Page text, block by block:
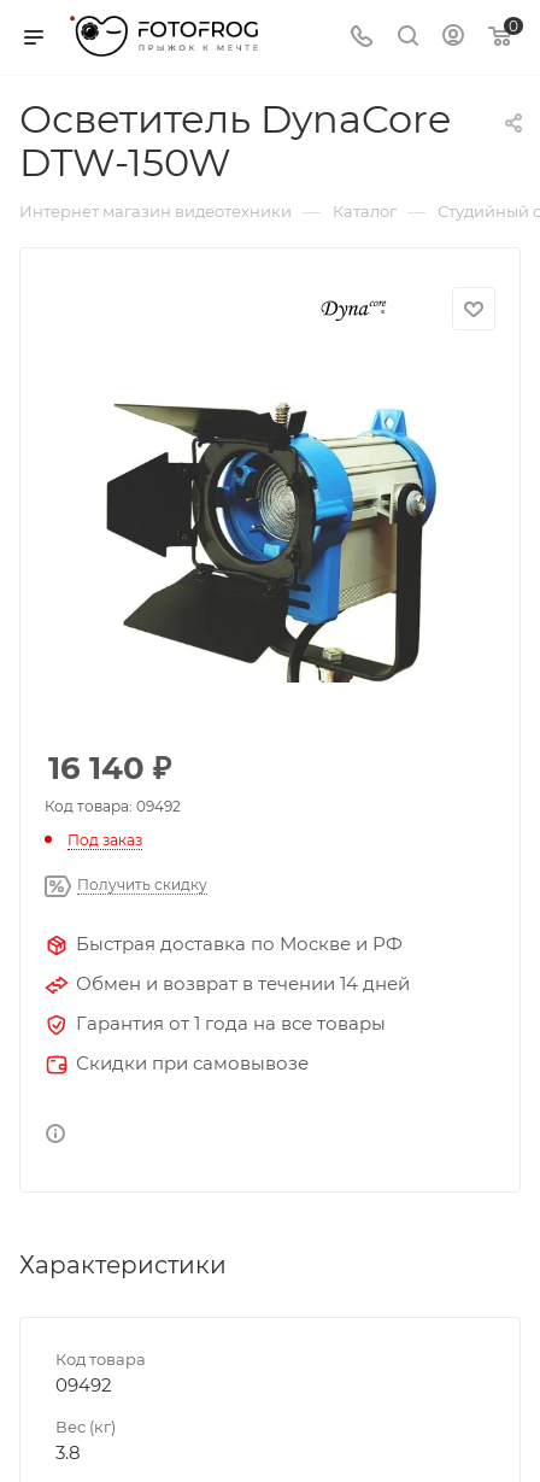
0
Осветитель DynaCore
DTW-150W
Интернет магазин видеотехники — Каталог — Студийный
16 140 ₽
Код товара: 09492
Под заказ
Получить скидку
Быстрая доставка по Москве и РФ
Обмен и возврат в течении 14 дней
Гарантия от 1 года на все товары
Скидки при самовывозе
Характеристики
Код товара
09492
Вес (кг)
3.8